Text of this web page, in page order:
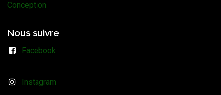
Conception
Nous suivre
Facebook
Instagram